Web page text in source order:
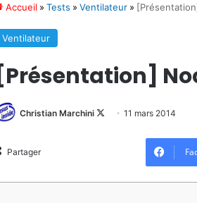
Accueil » Tests » Ventilateur »
Ventilateur
[Présentation]
Christian Marchini
o
11 mars 2014
Partager